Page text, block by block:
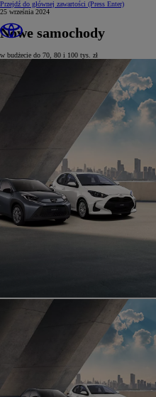
Przejdź do głównej zawartości (Press Enter)
25 września 2024
Nowe samochody
w budżecie do 70, 80 i 100 tys. zł